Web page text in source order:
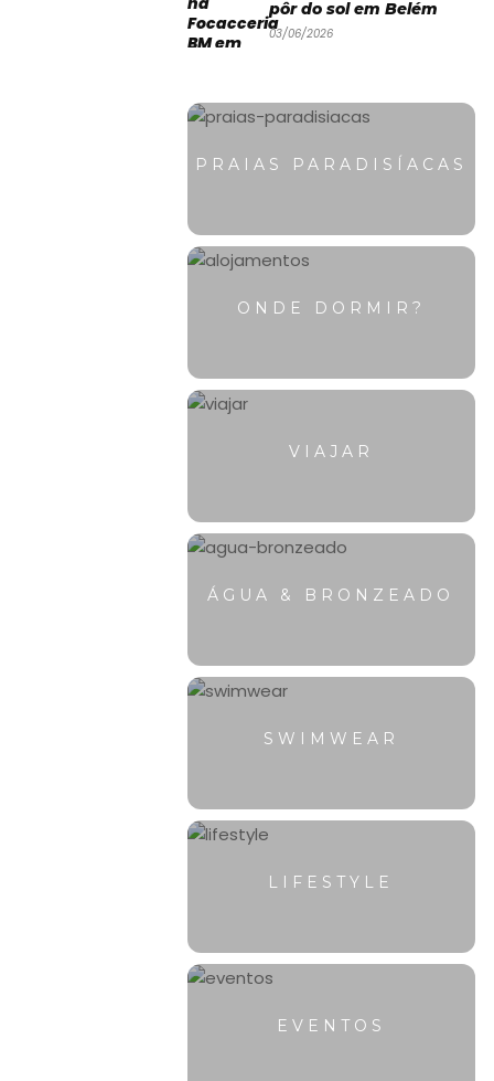
pôr do sol em Belém
03/06/2026
PRAIAS PARADISÍACAS
ONDE DORMIR?
VIAJAR
ÁGUA & BRONZEADO
SWIMWEAR
LIFESTYLE
EVENTOS